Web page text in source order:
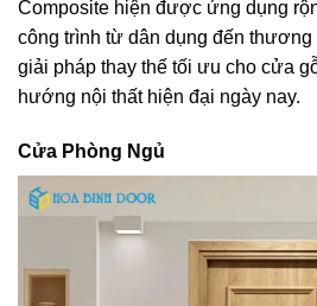
Composite hiện được ứng dụng
công trình từ dân dụng đến
giải pháp thay thế tối ưu cho cửa
hướng nội thất hiện đại ngày nay.
Cửa Phòng Ngủ